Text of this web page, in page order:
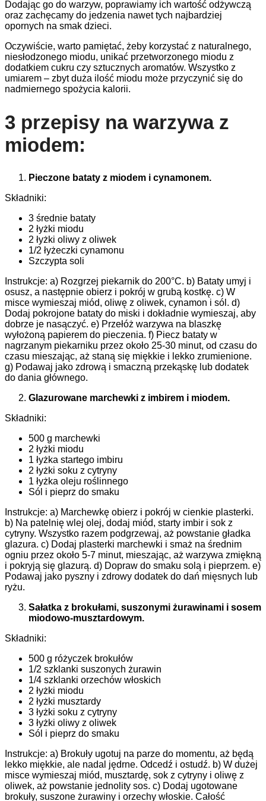
Dodając go do warzyw, poprawiamy ich wartość odżywczą
oraz zachęcamy do jedzenia nawet tych najbardziej
opornych na smak dzieci.
Oczywiście, warto pamiętać, żeby korzystać z naturalnego,
niesłodzonego miodu, unikać przetworzonego miodu z
dodatkiem cukru czy sztucznych aromatów. Wszystko z
umiarem – zbyt duża ilość miodu może przyczynić się do
nadmiernego spożycia kalorii.
3 przepisy na warzywa z
miodem:
Pieczone bataty z miodem i cynamonem.
Składniki:
3 średnie bataty
2 łyżki miodu
2 łyżki oliwy z oliwek
1/2 łyżeczki cynamonu
Szczypta soli
Instrukcje: a) Rozgrzej piekarnik do 200°C. b) Bataty umyj i
osusz, a następnie obierz i pokrój w grubą kostkę. c) W
misce wymieszaj miód, oliwę z oliwek, cynamon i sól. d)
Dodaj pokrojone bataty do miski i dokładnie wymieszaj, aby
dobrze je nasączyć. e) Przełóż warzywa na blaszkę
wyłożoną papierem do pieczenia. f) Piecz bataty w
nagrzanym piekarniku przez około 25-30 minut, od czasu do
czasu mieszając, aż staną się miękkie i lekko zrumienione.
g) Podawaj jako zdrową i smaczną przekąskę lub dodatek
do dania głównego.
Glazurowane marchewki z imbirem i miodem.
Składniki:
500 g marchewki
2 łyżki miodu
1 łyżka startego imbiru
2 łyżki soku z cytryny
1 łyżka oleju roślinnego
Sól i pieprz do smaku
Instrukcje: a) Marchewkę obierz i pokrój w cienkie plasterki.
b) Na patelnię wlej olej, dodaj miód, starty imbir i sok z
cytryny. Wszystko razem podgrzewaj, aż powstanie gładka
glazura. c) Dodaj plasterki marchewki i smaż na średnim
ogniu przez około 5-7 minut, mieszając, aż warzywa zmiękną
i pokryją się glazurą. d) Dopraw do smaku solą i pieprzem. e)
Podawaj jako pyszny i zdrowy dodatek do dań mięsnych lub
ryżu.
Sałatka z brokułami, suszonymi żurawinami i sosem
miodowo-musztardowym.
Składniki:
500 g różyczek brokułów
1/2 szklanki suszonych żurawin
1/4 szklanki orzechów włoskich
2 łyżki miodu
2 łyżki musztardy
3 łyżki soku z cytryny
3 łyżki oliwy z oliwek
Sól i pieprz do smaku
Instrukcje: a) Brokuły ugotuj na parze do momentu, aż będą
lekko miękkie, ale nadal jędrne. Odcedź i ostudź. b) W dużej
misce wymieszaj miód, musztardę, sok z cytryny i oliwę z
oliwek, aż powstanie jednolity sos. c) Dodaj ugotowane
brokuły, suszone żurawiny i orzechy włoskie. Całość